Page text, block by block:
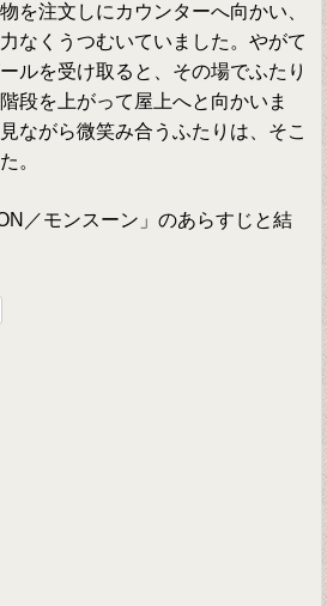
を注文しにカウンターへ向かい、
なくうつむいていました。やがて
ルを受け取ると、その場でふたり
段を上がって屋上へと向かいま
ながら微笑み合うふたりは、そこ
。
／モンスーン」のあらすじと結